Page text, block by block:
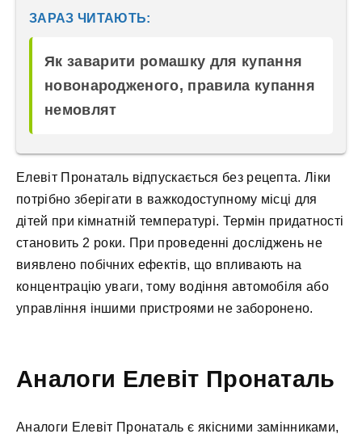
ЗАРАЗ ЧИТАЮТЬ:
Як заварити ромашку для купання
новонародженого, правила купання
немовлят
Елевіт Пронаталь відпускається без рецепта. Ліки
потрібно зберігати в важкодоступному місці для
дітей при кімнатній температурі. Термін придатності
становить 2 роки. При проведенні досліджень не
виявлено побічних ефектів, що впливають на
концентрацію уваги, тому водіння автомобіля або
управління іншими пристроями не заборонено.
Аналоги Елевіт Пронаталь
Аналоги Елевіт Пронаталь є якісними замінниками,